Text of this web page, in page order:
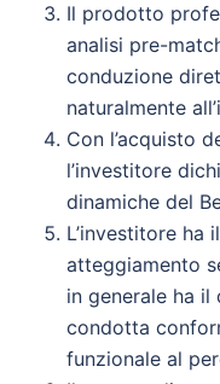
Il prodotto
analisi pre-
conduzione
naturalmente
Con l’acquisto
l’investitore
dinamiche del
L’investitore ha
atteggiamento
in generale ha il
condotta
funzionale al